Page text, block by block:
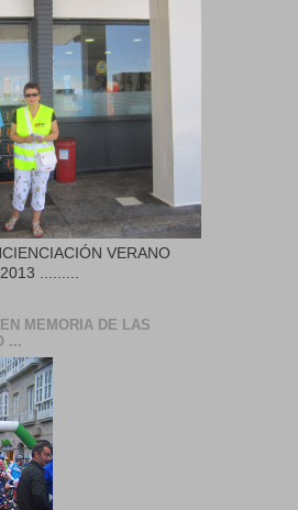
VERANO
.........
MEMORIA DE LAS
...